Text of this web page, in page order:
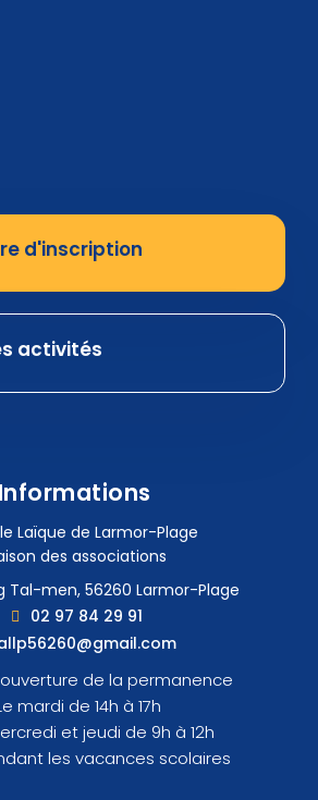
d'inscription
activités
Informations
Laïque de Larmor-Plage
des associations
Tal-men, 56260 Larmor-Plage
02 97 84 29 91
de la permanence
mardi de 14h à 17h
et jeudi de 9h à 12h
les vacances scolaires